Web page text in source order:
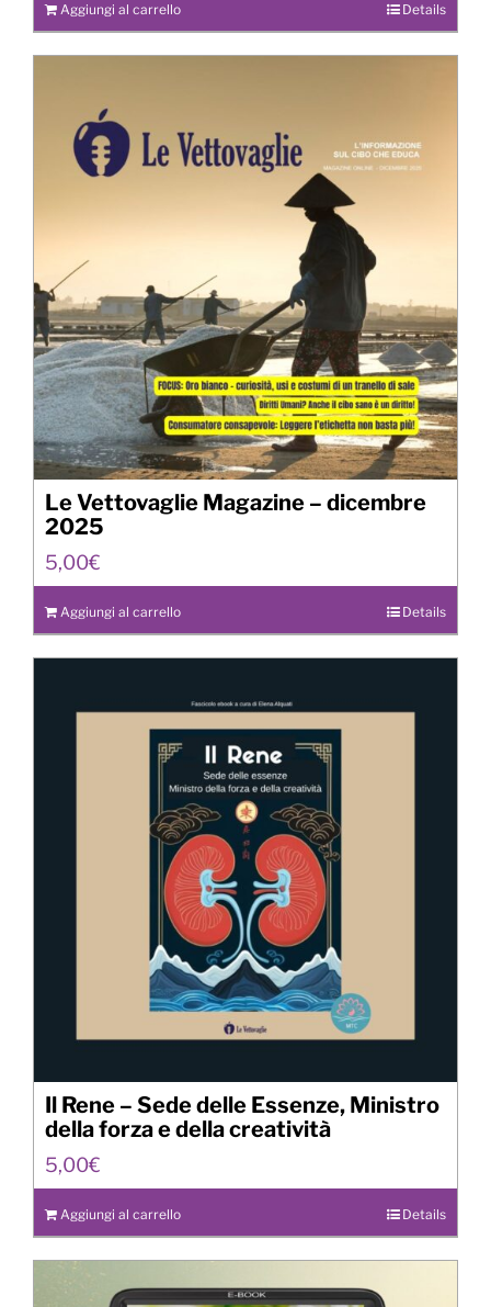
Aggiungi al carrello Details
Le Vettovaglie Magazine – dicembre
2025
5,00€
Aggiungi al carrello Details
Il Rene – Sede delle Essenze, Ministro
della forza e della creatività
5,00€
Aggiungi al carrello Details